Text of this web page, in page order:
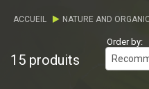
ACCUEIL NATURE AND
15 produits
Order by: